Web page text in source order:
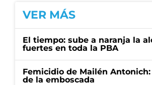
VER MÁS
El tiempo: sube a naranja la
fuertes en toda la PBA
Femicidio de Mailén
de la emboscada